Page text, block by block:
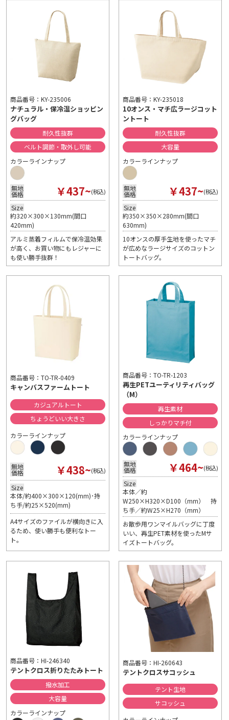
商品番号：KY-235006
ナチュラル・保冷温ショッピン
グバッグ
耐久性抜群
ベルト調節・取外し可能
カラーラインナップ
無地
価格 ￥437~(税込)
Size
約320×300×130mm(間口
420mm)
アルミ蒸着フィルムで保冷温効果
が高く、お買い物にもレジャーに
も使い勝手抜群！
商品番号：KY-235018
10オンス・マチ広ラージコット
ントート
耐久性抜群
大容量
カラーラインナップ
無地
価格 ￥437~(税込)
Size
約350×350×280mm(間口
630mm)
10オンスの厚手生地を使ったマチ
が広めなラージサイズのコットン
トートバッグ。
商品番号：TO-TR-0409
キャンバスファームトート
カジュアルトート
ちょうどいい大きさ
カラーラインナップ
無地
価格 ￥438~(税込)
Size
本体/約400×300×120(mm)･持
ち手/約25×520(mm)
A4サイズのファイルが横向きに入
るため、使い勝手も便利なトー
ト。
商品番号：TO-TR-1203
再生PETユーティリティバッグ
（M）
再生素材
しっかりマチ付
カラーラインナップ
無地
価格 ￥464~(税込)
Size
本体／約
W250×H320×D100（mm） 持
ち手／約W25×H270（mm）
お散歩用ワンマイルバッグに丁度
いい、再生PET素材を使ったMサ
イズトートバッグ。
商品番号：HI-246340
テントクロス折りたたみトート
撥水加工
大容量
カラーラインナップ
商品番号：HI-260643
テントクロスサコッシュ
テント生地
サコッシュ